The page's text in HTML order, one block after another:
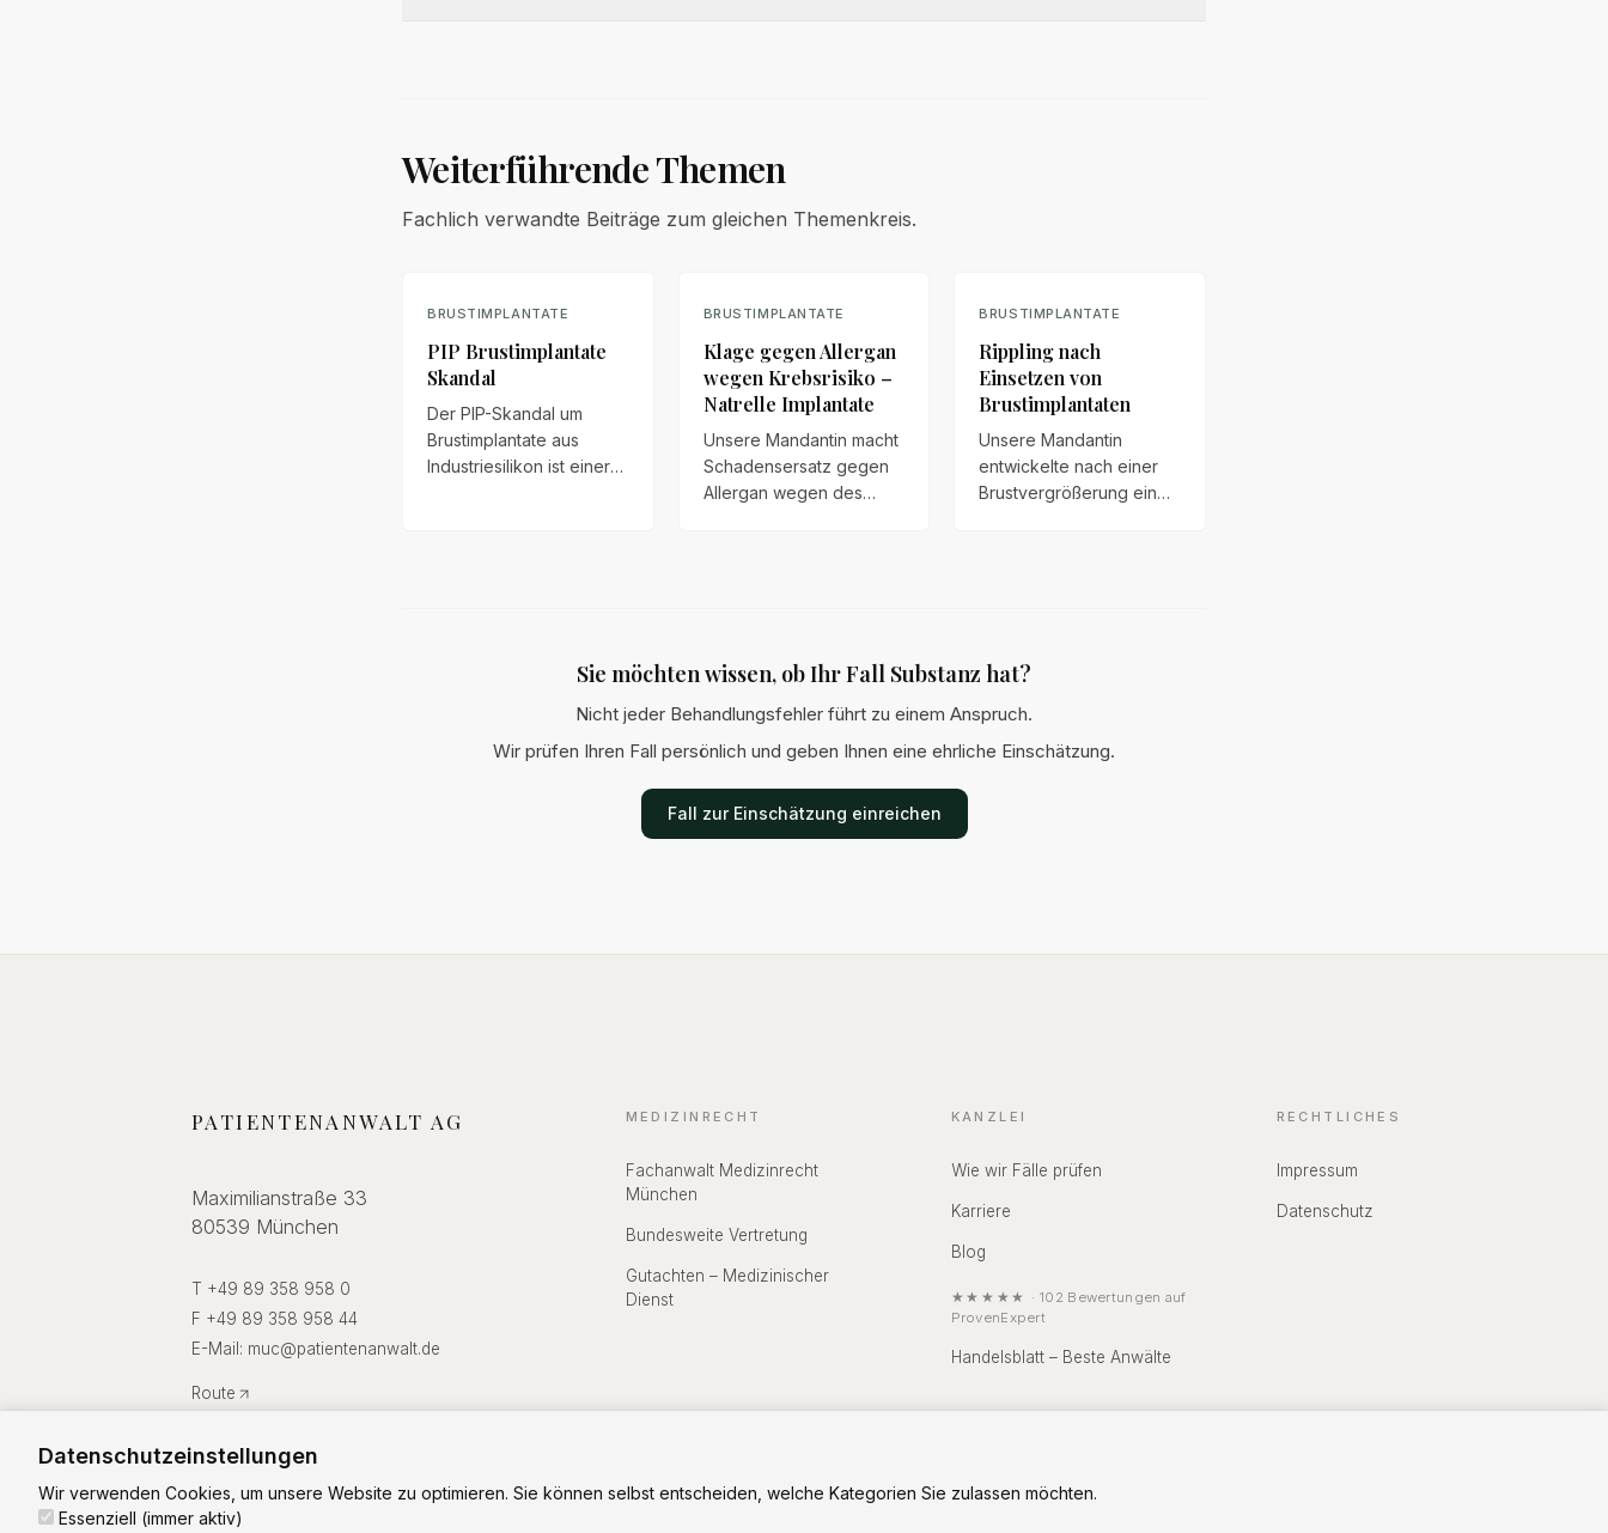
Weiterführende Themen
Fachlich verwandte Beiträge zum gleichen Themenkreis.
BRUSTIMPLANTATE
PIP Brustimplantate
Skandal
Der PIP-Skandal um
Brustimplantate aus
Industriesilikon ist einer
BRUSTIMPLANTATE
Klage gegen Allergan
wegen Krebsrisiko –
Natrelle Implantate
Unsere Mandantin macht
Schadensersatz gegen
Allergan wegen des
€.
BRUSTIMPLANTATE
Rippling nach
Einsetzen von
Brustimplantaten
Unsere Mandantin
entwickelte nach einer
Brustvergrößerung ein
Sie möchten wissen, ob Ihr Fall Substanz hat?
Nicht jeder Behandlungsfehler führt zu einem Anspruch.
Wir prüfen Ihren Fall persönlich und geben Ihnen eine ehrliche Einschätzung.
Fall zur Einschätzung einreichen
PATIENTENANWALT AG
Maximilianstraße 33
80539 München
T +49 89 358 958 0
F +49 89 358 958 44
E-Mail: muc@patientenanwalt.de
Route
MEDIZINRECHT
Fachanwalt Medizinrecht
München
Bundesweite Vertretung
Gutachten – Medizinischer
Dienst
KANZLEI
Wie wir Fälle prüfen
Karriere
Blog
★★★★★ · 102 Bewertungen auf
ProvenExpert
Handelsblatt – Beste Anwälte
RECHTLICHES
Impressum
Datenschutz
Datenschutzeinstellungen
Wir verwenden Cookies, um unsere Website zu optimieren. Sie können selbst entscheiden, welche Kategorien Sie zulassen möchten.
Essenziell (immer aktiv)